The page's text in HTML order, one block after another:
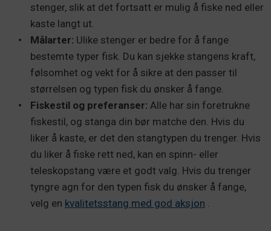
stenger, slik at det fortsatt er mulig å fiske ned eller
kaste langt ut.
Målarter: Ulike stenger er bedre for å fange
bestemte typer fisk. Du kan sjekke stangens kraft,
følsomhet og vekt for å sikre at den passer til
størrelsen og typen fisk du ønsker å fange.
Fiskestil og preferanser: Alle har sin foretrukne
fiskestil, og stanga din bør matche den. Hvis du
liker å kaste, er det den stangtypen du trenger. Hvis
du liker å fiske rett ned, kan en spinn- eller
teleskopstang være et godt valg. Hvis du trenger
tyngre agn for den typen fisk du ønsker å fange,
velg en kvalitetsstang med god aksjon